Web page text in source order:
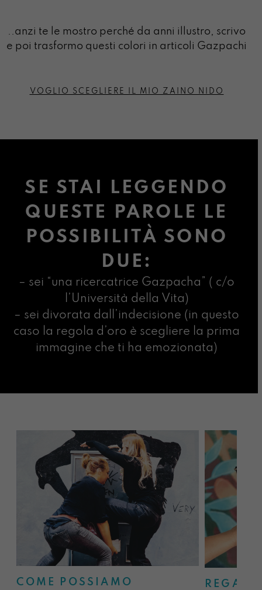
..anzi te le mostro perché da anni illustro, scrivo
e poi trasformo questi colori in articoli Gazpachi
VOGLIO SCEGLIERE IL MIO ZAINO NIDO
SE STAI LEGGENDO
QUESTE PAROLE LE
POSSIBILITÀ SONO
DUE:
– sei “una ricercatrice Gazpacha” ( c/o
l’Università della Vita)
– sei divorata dall’indecisione (in questo
caso la regola d’oro è scegliere la prima
immagine che ti ha emozionata)
COME POSSIAMO